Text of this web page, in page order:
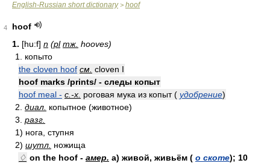
English-Russian short dictionary> hoof
4
hoof
1. [hu:f] n (pl тж. hooves)
1. копыто
the cloven hoof см. cloven I
hoof marks /prints/ - следы копыт
hoof meal - с.-х. роговая мука из копыт ( удобрение)
2. диал. копытное (животное)
3. разг.
1) нога, ступня
2) шутл. ножища
♢ on the hoof - амер. а) живой, живьём ( о скоте); 10